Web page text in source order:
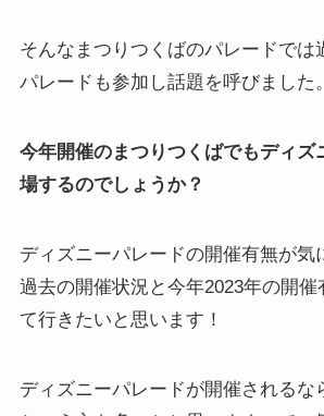
そんなまつりつくばのパレードでは
パレードも参加し話題を呼びました。
今年開催のまつりつくばでもディズ
場するのでしょうか？
ディズニーパレードの開催有無が気
過去の開催状況と今年2023年の開
て行きたいと思います！
ディズニーパレードが開催されるな